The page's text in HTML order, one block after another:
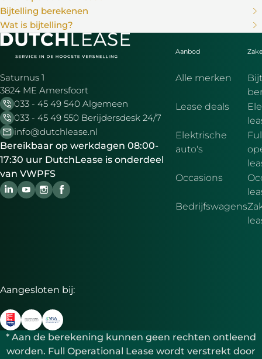
Bijtelling berekenen
Wat is bijtelling?
Saturnus 1
3824 ME Amersfoort
033 - 45 49 540 Algemeen
033 - 45 49 550 Berijdersdesk 24/7
info@dutchlease.nl
Bereikbaar op werkdagen 08:00-
17:30 uur DutchLease is onderdeel
van VWPFS
Aangesloten bij:
Aanbod
Alle merken
Lease deals
Elektrische
auto's
Occasions
Bedrijfswagens
* Aan de berekening kunnen geen rechten ontleend
worden. Full Operational Lease wordt verstrekt door